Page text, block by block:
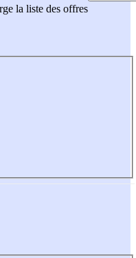
la liste des offres